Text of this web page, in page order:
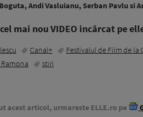
Andi Vasluianu, Serban Pavlu si
mai nou VIDEO incărcat pe
Canal+ Festivalul de Film de la
stiri
acest articol, urmareste ELLE.ro pe